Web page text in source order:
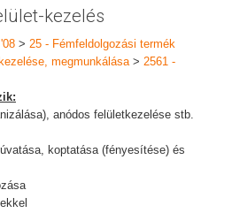
kezelés
> 25 - Fémfeldolgozási termék
megmunkálása> 2561 -
anódos felületkezelése stb.
koptatása (fényesítése) és